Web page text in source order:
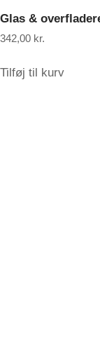
Glas &
342,00 kr.
Tilføj til kurv